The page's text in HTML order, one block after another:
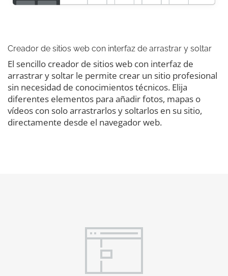
Creador de sitios web con interfaz de arrastrar y soltar
El sencillo creador de sitios web con interfaz de
arrastrar y soltar le permite crear un sitio profesional
sin necesidad de conocimientos técnicos. Elija
diferentes elementos para añadir fotos, mapas o
vídeos con solo arrastrarlos y soltarlos en su sitio,
directamente desde el navegador web.